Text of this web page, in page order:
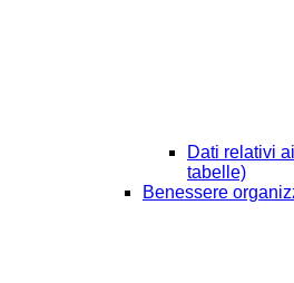
Dati relativi
tabelle)
Benessere